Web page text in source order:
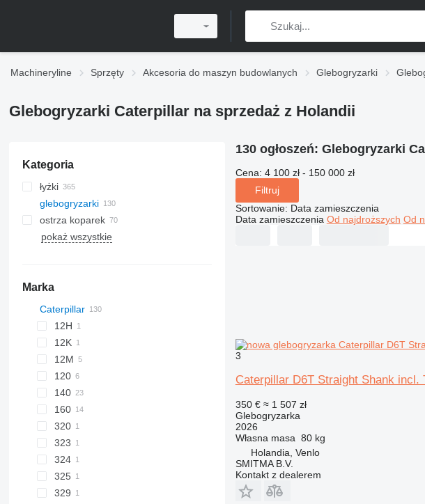
Machineryline Sprzęty Akcesoria do maszyn budowlanych Glebogryzarki
Glebogryzarki Caterpillar na sprzedaż z Holandii
Kategoria
łyżki
łyżki do koparki
łyżki do ładowaczy czołowych
łyżki do sortowania
glebogryzarki
ostrza koparek
pokaż wszystkie
Marka
Caterpillar
12H
12K
12M
120
120G
120H
120M
140
140G
140H
140K
140M
160
160H
160K
160M
320
320D
320E
323
323D
324
324D
325
325D
329
130 ogłoszeń: Glebogryzarki
Cena: 4 100 zł - 150 000 zł
Filtruj
Sortowanie: Data zamieszczenia
Data zamieszczenia Od najdroższych Od
3
Caterpillar D6T Straight Shank incl.
350 € ≈ 1 507 zł
Glebogryzarka
2026
Własna masa 80 kg
Holandia, Venlo
SMITMA B.V.
Kontakt z dealerem